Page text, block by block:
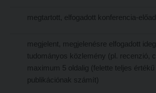
Online adatbázisok
MTMT GYIK
Open Access
Károli Református Könyv- és Ajándékbolt
Kecskeméti campus könyvtár
Liberty katalógus
megtartott, elfogadott konferencia-
megjelent, megjelenésre elfogadott
tudományos közlemény (pl. recenzió,
maximum 5 oldalig (felette teljes
publikációnak számít)